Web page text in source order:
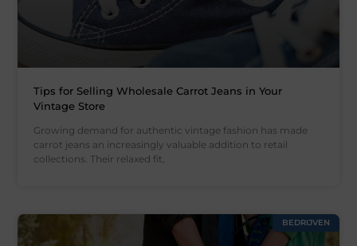
Tips for Selling Wholesale Carrot Jeans in Your
Vintage Store
Growing demand for authentic vintage fashion has made
carrot jeans an increasingly valuable addition to retail
collections. Their relaxed fit,
BEDRIJVEN